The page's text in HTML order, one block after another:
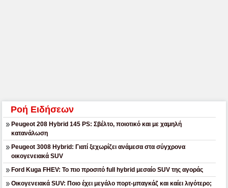
Ροή Ειδήσεων
Peugeot 208 Hybrid 145 PS: Σβέλτο, ποιοτικό και με χαμηλή
κατανάλωση
Peugeot 3008 Hybrid: Γιατί ξεχωρίζει ανάμεσα στα σύγχρονα
οικογενειακά SUV
Ford Kuga FHEV: Το πιο προσιτό full hybrid μεσαίο SUV της αγοράς
Οικογενειακά SUV: Ποιο έχει μεγάλο πορτ-μπαγκάζ και καίει λιγότερο;